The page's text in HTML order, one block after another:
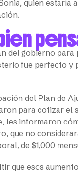
quien estaría
del gobierno para
fue perfecto y
del Plan de
para cotizar el
les informaron
que no
de $1,000
que esos